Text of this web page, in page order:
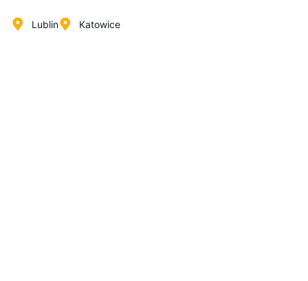
Lublin Katowice